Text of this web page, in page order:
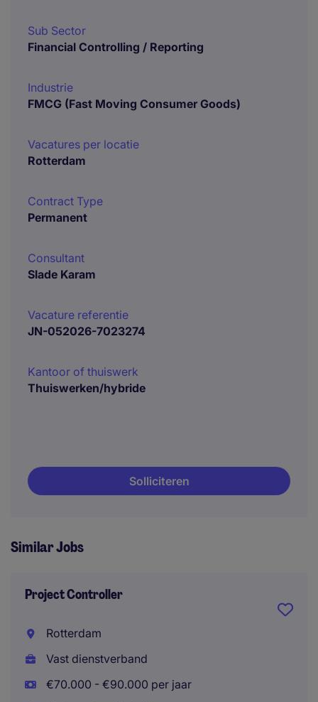
Sub Sector
Financial Controlling / Reporting
Industrie
FMCG (Fast Moving Consumer Goods)
Vacatures per locatie
Rotterdam
Contract Type
Permanent
Consultant
Slade Karam
Vacature referentie
JN-052026-7023274
Kantoor of thuiswerk
Thuiswerken/hybride
Solliciteren
Similar Jobs
Project Controller
Rotterdam
Vast dienstverband
€70.000 - €90.000 per jaar